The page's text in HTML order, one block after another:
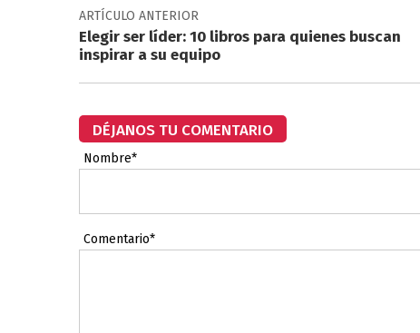
ARTÍCULO ANTERIOR
Elegir ser líder: 10 libros para quienes buscan
inspirar a su equipo
DÉJANOS TU COMENTARIO
Nombre*
Comentario*